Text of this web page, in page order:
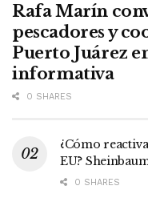
Rafa Marín
pescadores y
Puerto Juárez
informativa
0 SHARES
¿Cómo
EU?
0 SHARES